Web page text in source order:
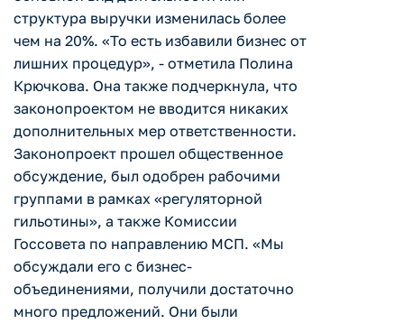
структура выручки изменилась более
чем на 20%. «То есть избавили бизнес от
лишних процедур», - отметила Полина
Крючкова. Она также подчеркнула, что
законопроектом не вводится никаких
дополнительных мер ответственности.
Законопроект прошел общественное
обсуждение, был одобрен рабочими
группами в рамках «регуляторной
гильотины», а также Комиссии
Госсовета по направлению МСП. «Мы
обсуждали его с бизнес-
объединениями, получили достаточно
много предложений. Они были